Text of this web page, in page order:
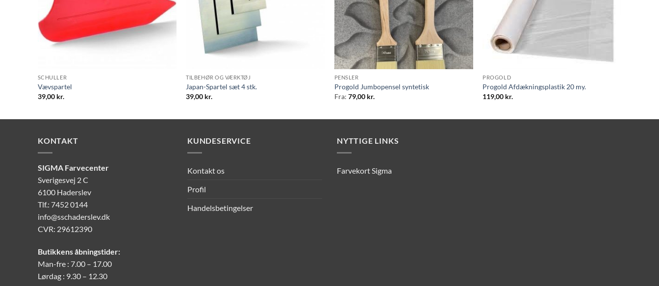
SCHULLER
Vævspartel
39,00 kr.
TILBEHØR OG VÆRKTØJ
Japan-Spartel sæt 4 stk.
39,00 kr.
PENSLER
Progold Jumbopensel syntetisk
Fra: 79,00 kr.
PROGOLD
Progold Afdækningsplastik 20 my.
119,00 kr.
KONTAKT
SIGMA Farvecenter
Sverigesvej 2 C
6100 Haderslev
Tlf.: 7452 0144
info@sschaderslev.dk
CVR: 29612390
Butikkens åbningstider:
Man-fre : 7.00 – 17.00
Lørdag : 9.30 – 12.30
KUNDESERVICE
Kontakt os
Profil
Handelsbetingelser
NYTTIGE LINKS
Farvekort Sigma